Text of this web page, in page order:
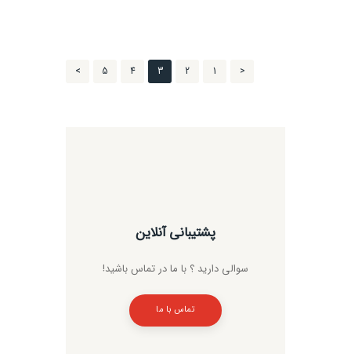
راهبری
< برگه1 برگه
2 برگه
3 برگه
4 برگه
5
>
پشتیبانی آنلاین
سوالی دارید ؟ با ما در تماس باشید!
تماس با ما